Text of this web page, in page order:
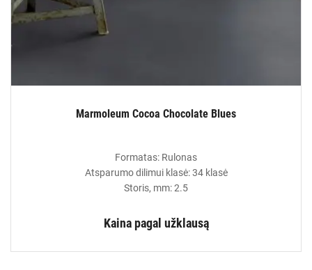
Marmoleum Cocoa Chocolate Blues
Formatas: Rulonas
Atsparumo dilimui klasė: 34 klasė
Storis, mm: 2.5
Kaina pagal užklausą